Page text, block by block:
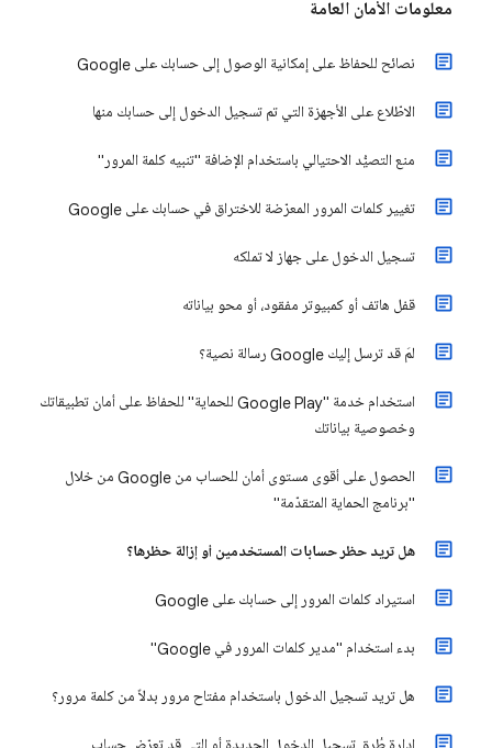
معلومات الأمان العامة
نصائح للحفاظ على إمكانية الوصول إلى حسابك على Google
الاطّلاع على الأجهزة التي تم تسجيل الدخول إلى حسابك منها
منع التصيُّد الاحتيالي باستخدام الإضافة "تنبيه كلمة المرور"
تغيير كلمات المرور المعرّضة للاختراق في حسابك على Google
تسجيل الدخول على جهاز لا تملكه
قفل هاتف أو كمبيوتر مفقود، أو محو بياناته
لمَ قد ترسل إليك Google رسالة نصية؟
استخدام خدمة "Google Play للحماية" للحفاظ على أمان تطبيقاتك
وخصوصية بياناتك
الحصول على أقوى مستوى أمان للحساب من Google من خلال
"برنامج الحماية المتقدّمة"
هل تريد حظر حسابات المستخدمين أو إزالة حظرها؟
استيراد كلمات المرور إلى حسابك على Google
بدء استخدام "مدير كلمات المرور في Google"
هل تريد تسجيل الدخول باستخدام مفتاح مرور بدلاً من كلمة مرور؟